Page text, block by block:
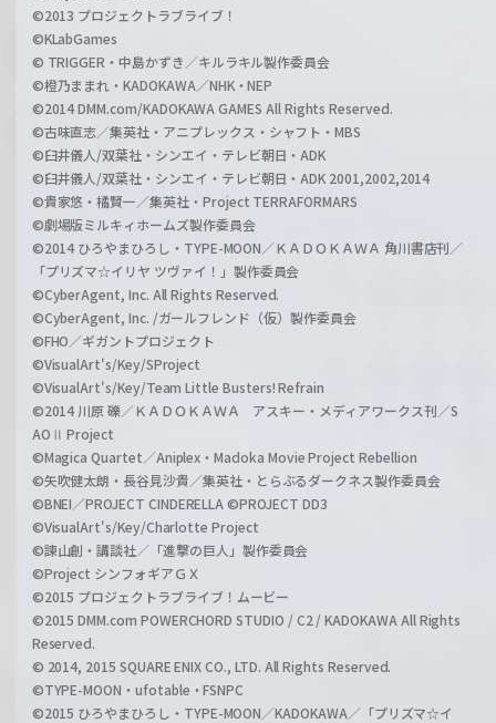
©2013 プロジェクトラブライブ！
©KLabGames
© TRIGGER・中島かずき／キルラキル製作委員会
©橙乃ままれ・KADOKAWA／NHK・NEP
©2014 DMM.com/KADOKAWA GAMES All Rights Reserved.
©古味直志／集英社・アニプレックス・シャフト・MBS
©臼井儀人/双葉社・シンエイ・テレビ朝日・ADK
©臼井儀人/双葉社・シンエイ・テレビ朝日・ADK 2001,2002,2014
©貴家悠・橘賢一／集英社・Project TERRAFORMARS
©劇場版ミルキィホームズ製作委員会
©2014 ひろやまひろし・TYPE-MOON／ＫＡＤＯＫＡＷＡ 角川書店刊／
「プリズマ☆イリヤ ツヴァイ！」製作委員会
©CyberAgent, Inc. All Rights Reserved.
©CyberAgent, Inc. /ガールフレンド（仮）製作委員会
©FHO／ギガントプロジェクト
©VisualArt's/Key/SProject
©VisualArt's/Key/Team Little Busters! Refrain
©2014 川原 礫／ＫＡＤＯＫＡＷＡ アスキー・メディアワークス刊／S
AOⅡ Project
©Magica Quartet／Aniplex・Madoka Movie Project Rebellion
©矢吹健太朗・長谷見沙貴／集英社・とらぶるダークネス製作委員会
©BNEI／PROJECT CINDERELLA ©PROJECT DD3
©VisualArt's/Key/Charlotte Project
©諫山創・講談社／「進撃の巨人」製作委員会
©Project シンフォギアＧＸ
©2015 プロジェクトラブライブ！ムービー
©2015 DMM.com POWERCHORD STUDIO / C2 / KADOKAWA All Rights
Reserved.
© 2014, 2015 SQUARE ENIX CO., LTD. All Rights Reserved.
©TYPE-MOON・ufotable・FSNPC
©2015 ひろやまひろし・TYPE-MOON／KADOKAWA／「プリズマ☆イ